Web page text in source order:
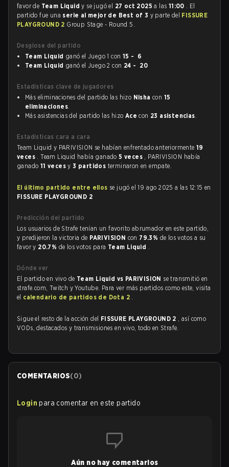
favor de Team Liquidy se jugó el 27 oct 2025a las 11:00 . El
partido fue una serie al mejor de Best of 3 y parte del FISSURE
PLAYGROUND 2 Group Stage - Round 5.
Desglose del partido
Team Liquid ganó el Juego 1 con 15 - 6
Team Liquid ganó el Juego 2 con 24 - 20
Estadísticas clave de jugadores
Más eliminaciones del partido las hizo Nisha con 15
eliminaciones.
Más asistencias del partido las hizo Ace con 23 asistencias.
Estadísticas cara a cara
Team Liquid y PARIVISION se habían enfrentado anteriormente 19
veces . Team Liquid había ganado5 veces , PARIVISION había
ganado 11 vecesy3 partidos terminaron en empate.
El último partido entre ellos se jugó el 19 ago 2025 a las 12:15 en
FISSURE PLAYGROUND 2
Predicción del partido
Los usuarios de Strafe tenían un favorito abrumador en este partido,
y predijeron la victoria de PARIVISION con 79.3% de los votos a su
favor y 20.7% de los votos para Team Liquid .
Dónde ver
El partido en vivo de Team Liquid vs PARIVISION se transmitió en
strafe.com, Twitch y Youtube. Para ver más partidos como este, visita
el calendario de partidos de Dota 2 .
Sigue el resto de la acción del FISSURE PLAYGROUND 2 , así como
VODs, destacados y transmisiones en vivo, todo en Strafe.
COMENTARIOS(0)
Login para comentar en este partido
Aún no hay comentarios